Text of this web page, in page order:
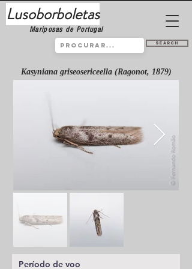
Lusoborboletas
Mariposas de Portugal
Search
Kasyniana griseosericeella (Ragonot, 1879)
Período de voo